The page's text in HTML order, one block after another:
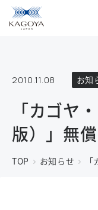
2010.11.08 お知
「カゴヤ
版）」無
TOP お知らせ